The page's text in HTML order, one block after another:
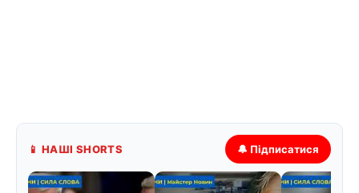
📱 НАШІ SHORTS 🔔 Підписатися